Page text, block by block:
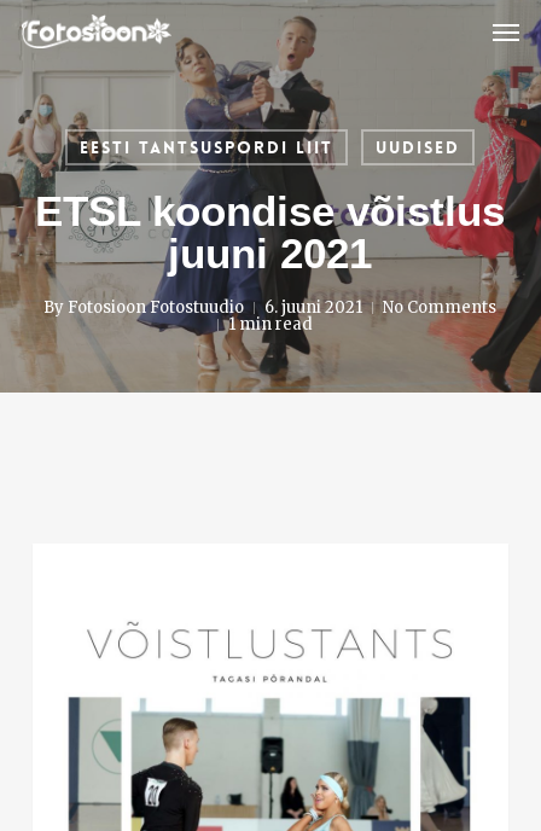
Skip
main
Eesti Tantsuspordi Liit Uudised
ETSL koondise võistlus
juuni 2021
By Fotosioon Fotostuudio 6. juuni 2021
No Comments
1 min read